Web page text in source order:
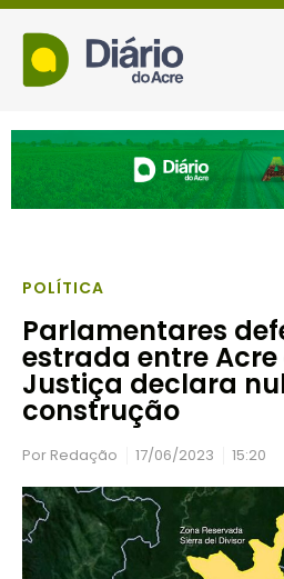
POLÍTICA
Parlamentares
estrada entre
Justiça declara
construção
Por Redação 17/06/2023 15:20